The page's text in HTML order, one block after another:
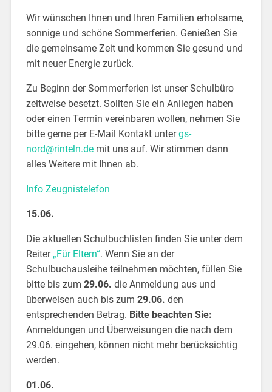
Wir wünschen Ihnen und Ihren Familien erholsame,
sonnige und schöne Sommerferien. Genießen Sie
die gemeinsame Zeit und kommen Sie gesund und
mit neuer Energie zurück.
Zu Beginn der Sommerferien ist unser Schulbüro
zeitweise besetzt. Sollten Sie ein Anliegen haben
oder einen Termin vereinbaren wollen, nehmen Sie
bitte gerne per E-Mail Kontakt untergs-
nord@rinteln.demit uns auf. Wir stimmen dann
alles Weitere mit Ihnen ab.
Info Zeugnistelefon
15.06.
Die aktuellen Schulbuchlisten finden Sie unter dem
Reiter „Für Eltern“. Wenn Sie an der
Schulbuchausleihe teilnehmen möchten, füllen Sie
bitte bis zum 29.06. die Anmeldung aus und
überweisen auch bis zum 29.06. den
entsprechenden Betrag. Bitte beachten Sie:
Anmeldungen und Überweisungen die nach dem
29.06. eingehen, können nicht mehr berücksichtig
werden.
01.06.